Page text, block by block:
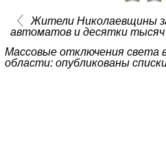
Жители Николаевщины
автоматов и десятки тысяч
Массовые отключения света
области: опубликованы